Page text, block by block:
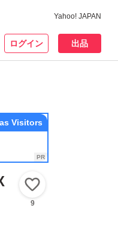
Yahoo! JAPAN
ログイン 出品
Visitors
9